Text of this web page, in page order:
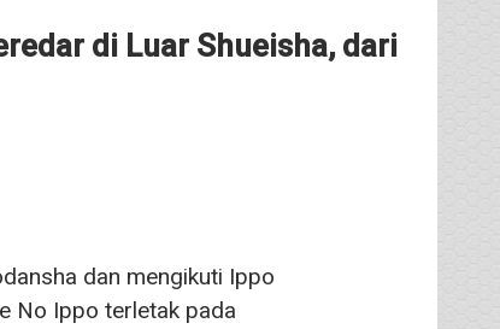
di Luar Shueisha, dari
dan mengikuti Ippo
No Ippo terletak pada